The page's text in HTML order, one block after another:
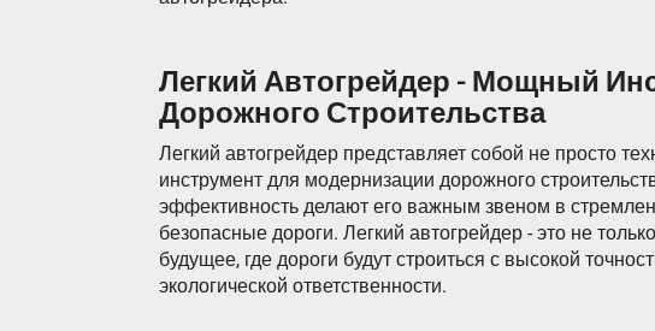
Легкий Автогрейдер - Мощный
Дорожного Строительства
Легкий автогрейдер представляет собой не просто
инструмент для модернизации дорожного
эффективность делают его важным звеном в
безопасные дороги. Легкий автогрейдер - это не
будущее, где дороги будут строиться с высокой
экологической ответственности.